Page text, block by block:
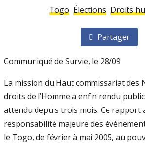
Togo Élections Droits
Partager
Communiqué de Survie, le 28/09
La mission du Haut commissariat des
droits de l’Homme a enfin rendu
attendu depuis trois mois. Ce rapport
responsabilité majeure des
le Togo, de février à mai 2005, au